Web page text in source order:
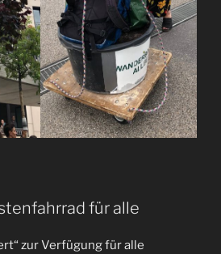
für alle
zur Verfügung für alle